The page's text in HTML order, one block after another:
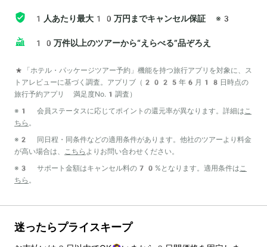
1人あたり最大10万円までキャンセル保証 ※3
10万件以上のツアーから“えらべる”品ぞろえ
*「ホテル・パッケージツアー予約」機能を持つ旅行アプリを対象に、ス
トアレビューに基づく調査。アプリブ（2025年6月18日時点の
旅行予約アプリ 満足度No.1調査）
※1 会員ステータスに応じてポイントの還元率が異なります。詳細はこ
ちら 。
※2 同日程・同条件などの適用条件があります。他社のツアーより料金
が高い場合は、 こちら よりお問い合わせください。
※3 サポート金額はキャンセル料の70%となります。適用条件はこ
ちら 。
迷ったらプライスキープ